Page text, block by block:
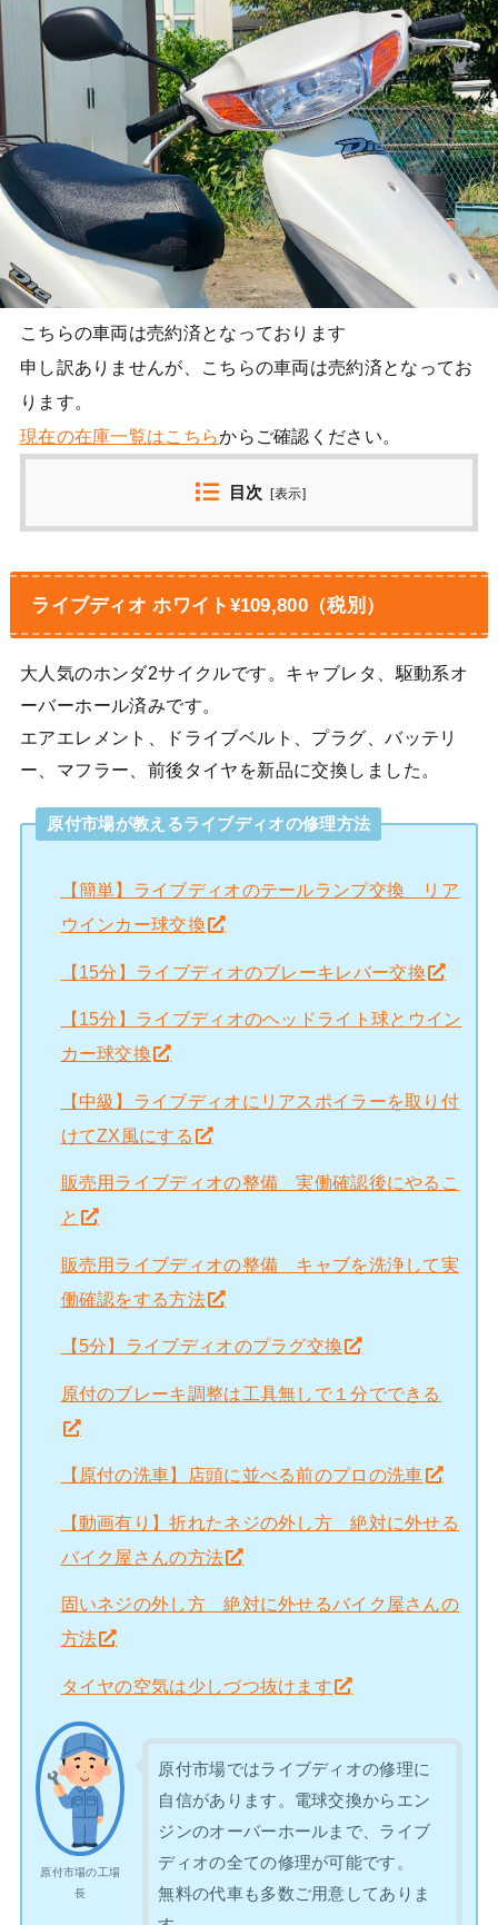
こちらの車両は売約済となっております
申し訳ありませんが、こちらの車両は売約済となってお
ります。
現在の在庫一覧はこちらからご確認ください。
目次 [表示]
ライブディオ ホワイト¥109,800（税別）
大人気のホンダ2サイクルです。キャブレタ、駆動系オ
ーバーホール済みです。
エアエレメント、ドライブベルト、プラグ、バッテリ
ー、マフラー、前後タイヤを新品に交換しました。
原付市場が教えるライブディオの修理方法
【簡単】ライブディオのテールランプ交換 リア
ウインカー球交換
【15分】ライブディオのブレーキレバー交換
【15分】ライブディオのヘッドライト球とウイン
カー球交換
【中級】ライブディオにリアスポイラーを取り付
けてZX風にする
販売用ライブディオの整備 実働確認後にやるこ
と
販売用ライブディオの整備 キャブを洗浄して実
働確認をする方法
【5分】ライブディオのプラグ交換
原付のブレーキ調整は工具無しで１分でできる
【原付の洗車】店頭に並べる前のプロの洗車
【動画有り】折れたネジの外し方 絶対に外せる
バイク屋さんの方法
固いネジの外し方 絶対に外せるバイク屋さんの
方法
タイヤの空気は少しづつ抜けます
原付市場の工場
長
原付市場ではライブディオの修理に
自信があります。電球交換からエン
ジンのオーバーホールまで、ライブ
ディオの全ての修理が可能です。
無料の代車も多数ご用意してありま